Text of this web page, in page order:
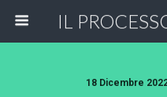
IL
18 Dicembre